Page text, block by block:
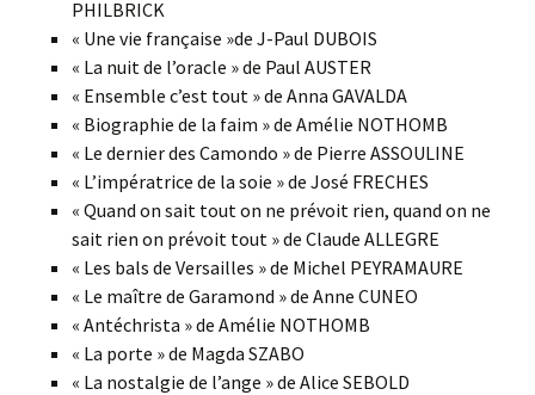
PHILBRICK
« Une vie française »de J-Paul DUBOIS
« La nuit de l’oracle » de Paul AUSTER
« Ensemble c’est tout » de Anna GAVALDA
« Biographie de la faim » de Amélie NOTHOMB
« Le dernier des Camondo » de Pierre ASSOULINE
« L’impératrice de la soie » de José FRECHES
« Quand on sait tout on ne prévoit rien, quand on ne
sait rien on prévoit tout » de Claude ALLEGRE
« Les bals de Versailles » de Michel PEYRAMAURE
« Le maître de Garamond » de Anne CUNEO
« Antéchrista » de Amélie NOTHOMB
« La porte » de Magda SZABO
« La nostalgie de l’ange » de Alice SEBOLD